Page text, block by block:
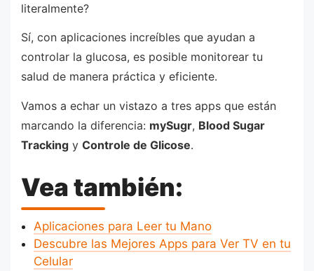
literalmente?
Sí, con aplicaciones increíbles que ayudan a
controlar la glucosa, es posible monitorear tu
salud de manera práctica y eficiente.
Vamos a echar un vistazo a tres apps que están
marcando la diferencia: mySugr, Blood Sugar
Tracking y Controle de Glicose.
Vea también:
Aplicaciones para Leer tu Mano
Descubre las Mejores Apps para Ver TV en tu
Celular